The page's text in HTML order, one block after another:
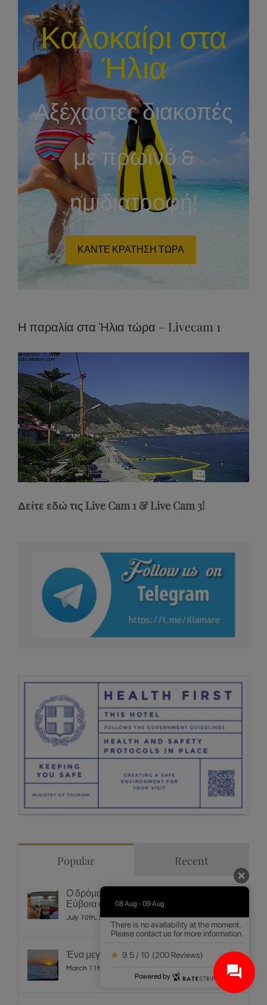
Καλοκαίρι στα
Ήλια
Αξέχαστες διακοπές
με πρωϊνό &
ημιδιατροφή!
ΚΑΝΤΕ ΚΡΑΤΗΣΗ ΤΩΡΑ
Η παραλία στα Ήλια τώρα – Livecam 1
Unmute
Stream
Δείτε εδώ τις Live Cam 1 & Live Cam 3!
Popular Recent
Ο δρόμος Ροβιές – Ήλια άνοιξε: Η Βόρεια
Εύβοια σε πλήρη κανονικότητα!
July 10th, 2026
Ένα μεγάλο ευχαριστώ από εμάς!
March 11th, 2020
08 Aug - 09 Aug
There is no availability at the moment.
Please contact us for more information.
9.5 / 10 (200 Reviews)
Powered by